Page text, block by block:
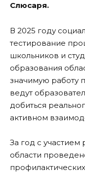
Слюсаря.
В 2025 году
тестирование
школьников и
образования
значимую работу
ведут
добиться
активном
За год с участием
области